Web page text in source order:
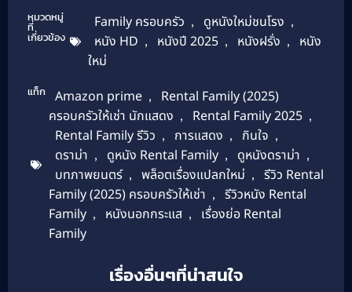
หมวดหมู่
ที่
เกี่ยวข้อง
Family ครอบครัว , ดูหนังใหม่ชนโรง ,
หนัง HD , หนังปี 2025 , หนังฝรั่ง ,
หนัง
ใหม่
แท็ก Amazon prime ,
Rental Family (2025)
ครอบครัวให้เช่า นักแสดง , Rental Family 2025 ,
Rental Family รีวิว , การแสดง , กินใจ ,
ดราม่า , ดูหนัง Rental Family , ดูหนังดราม่า ,
บทภาพยนตร์ , พล็อตเรื่องแปลกใหม่ ,
รีวิว Rental
Family (2025) ครอบครัวให้เช่า ,
รีวิวหนัง Rental
Family , หนังนอกกระแส ,
เรื่องย่อ Rental
Family
เรื่องอื่นๆที่น่าสนใจ